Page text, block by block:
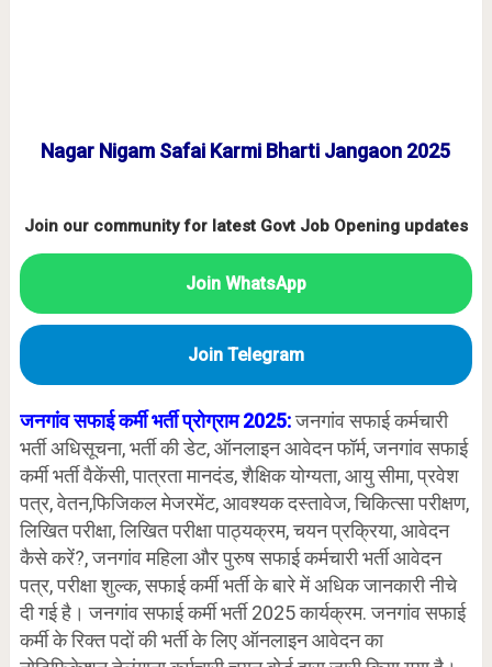
Nagar Nigam Safai Karmi Bharti Jangaon 2025
Join our community for latest Govt Job Opening updates
Join WhatsApp
Join Telegram
जनगांव सफाई कर्मी भर्ती प्रोग्राम 2025:जनगांव सफाई कर्मचारी
भर्ती अधिसूचना, भर्ती की डेट, ऑनलाइन आवेदन फॉर्म, जनगांव सफाई
कर्मी भर्ती वैकेंसी, पात्रता मानदंड, शैक्षिक योग्यता, आयु सीमा, प्रवेश
पत्र, वेतन,फिजिकल मेजरमेंट, आवश्यक दस्तावेज, चिकित्सा परीक्षण,
लिखित परीक्षा, लिखित परीक्षा पाठ्यक्रम, चयन प्रक्रिया, आवेदन
कैसे करें?, जनगांव महिला और पुरुष सफाई कर्मचारी भर्ती आवेदन
पत्र, परीक्षा शुल्क, सफाई कर्मी भर्ती के बारे में अधिक जानकारी नीचे
दी गई है। जनगांव सफाई कर्मी भर्ती 2025 कार्यक्रम. जनगांव सफाई
कर्मी के रिक्त पदों की भर्ती के लिए ऑनलाइन आवेदन का